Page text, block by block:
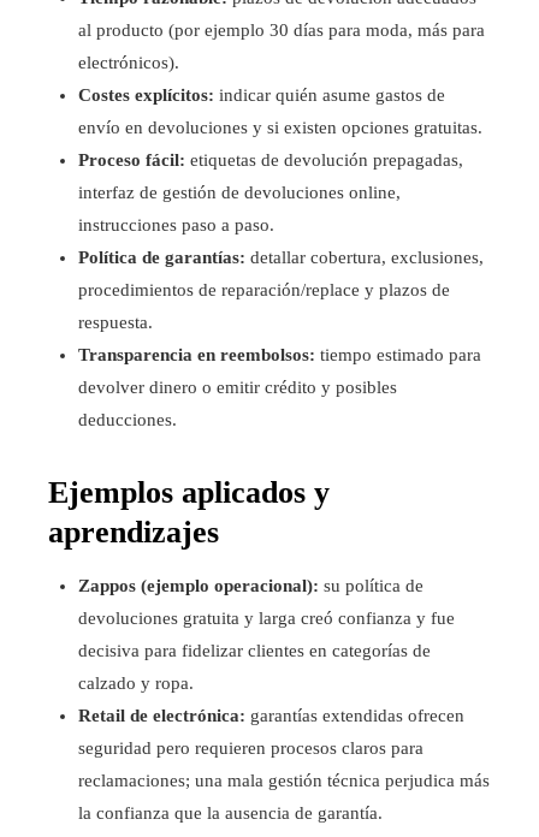
al producto (por ejemplo 30 días para moda, más para
electrónicos).
Costes explícitos: indicar quién asume gastos de
envío en devoluciones y si existen opciones gratuitas.
Proceso fácil: etiquetas de devolución prepagadas,
interfaz de gestión de devoluciones online,
instrucciones paso a paso.
Política de garantías: detallar cobertura, exclusiones,
procedimientos de reparación/replace y plazos de
respuesta.
Transparencia en reembolsos: tiempo estimado para
devolver dinero o emitir crédito y posibles
deducciones.
Ejemplos aplicados y
aprendizajes
Zappos (ejemplo operacional): su política de
devoluciones gratuita y larga creó confianza y fue
decisiva para fidelizar clientes en categorías de
calzado y ropa.
Retail de electrónica: garantías extendidas ofrecen
seguridad pero requieren procesos claros para
reclamaciones; una mala gestión técnica perjudica más
la confianza que la ausencia de garantía.